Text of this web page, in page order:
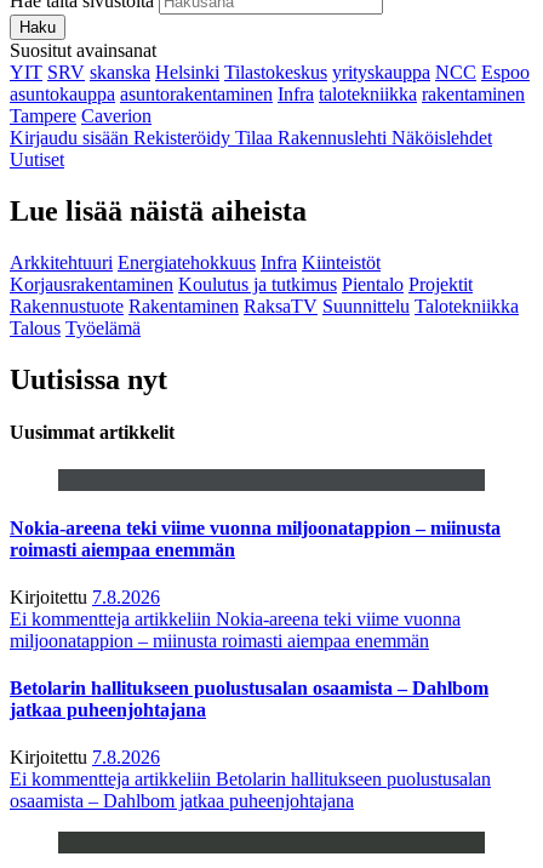
Haku
Suositut avainsanat
YIT SRV skanska Helsinki Tilastokeskus yrityskauppa NCC Espoo
asuntokauppa asuntorakentaminen Infra talotekniikka rakentaminen
Tampere Caverion
Kirjaudu sisään Rekisteröidy Tilaa Rakennuslehti Näköislehdet
Uutiset
Lue lisää näistä aiheista
Arkkitehtuuri Energiatehokkuus Infra Kiinteistöt
Korjausrakentaminen Koulutus ja tutkimus Pientalo Projektit
Rakennustuote Rakentaminen RaksaTV Suunnittelu Talotekniikka
Talous Työelämä
Uutisissa nyt
Uusimmat artikkelit
Nokia-areena teki viime vuonna miljoonatappion – miinusta
roimasti aiempaa enemmän
Kirjoitettu 7.8.2026
Ei kommentteja artikkeliin Nokia-areena teki viime vuonna
miljoonatappion – miinusta roimasti aiempaa enemmän
Betolarin hallitukseen puolustusalan osaamista – Dahlbom
jatkaa puheenjohtajana
Kirjoitettu 7.8.2026
Ei kommentteja artikkeliin Betolarin hallitukseen puolustusalan
osaamista – Dahlbom jatkaa puheenjohtajana